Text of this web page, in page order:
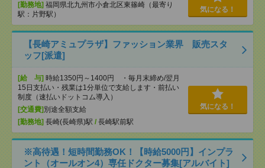
[勤務地] 福岡県北九州市小倉北区東篠崎（最寄り
駅：片野駅）
気になる！
【長崎アミュプラザ】ファッション業界 販売スタ
ッフ[派遣]
[給 与] 時給1350円～1400円 ・毎月末締め/翌月
15日支払い・残業は1分単位で支給します・前払い
制度（速払いドットコム導入）
[交通費] 別途全額支給
[勤務地] 長崎(長崎県)駅 / 長崎駅前駅
気になる！
※高待遇！短時間勤務OK！【時給5000円】インプラ
ント（オールオン4）専任ドクター募集[アルバイト]